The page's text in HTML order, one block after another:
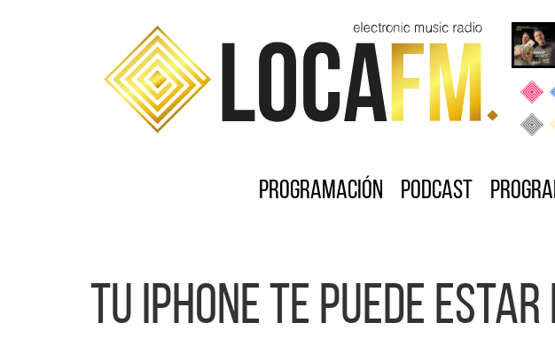
Programación Podcast
Tu IPHONE te puede